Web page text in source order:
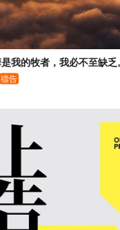
53 帖撒羅尼迦後書
提摩太後書
伯來書 59 雅各書
62
翰三書 66 啟示錄
聖經
信仰根基 命定
建立
計
新時代基督教變革研討會
語 信心
屬靈的世界
耶穌基督
中得自由
破除屬世界的
我的牧者，我必不至缺乏
禱告